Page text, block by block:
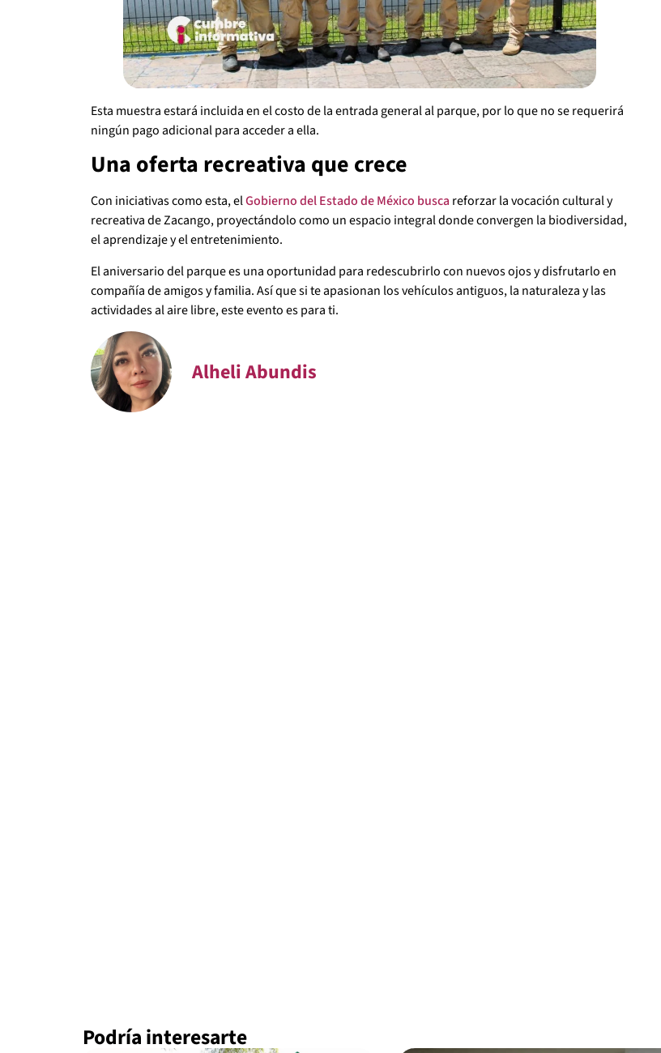
Esta muestra estará incluida en el costo de la entrada general al parque, por lo que no se requerirá
ningún pago adicional para acceder a ella.
Una oferta recreativa que crece
Con iniciativas como esta, elGobierno del Estado de México busca reforzar la vocación cultural y
recreativa de Zacango, proyectándolo como un espacio integral donde convergen la biodiversidad,
el aprendizaje y el entretenimiento.
El aniversario del parque es una oportunidad para redescubrirlo con nuevos ojos y disfrutarlo en
compañía de amigos y familia. Así que si te apasionan los vehículos antiguos, la naturaleza y las
actividades al aire libre, este evento es para ti.
Alheli Abundis
Podría interesarte